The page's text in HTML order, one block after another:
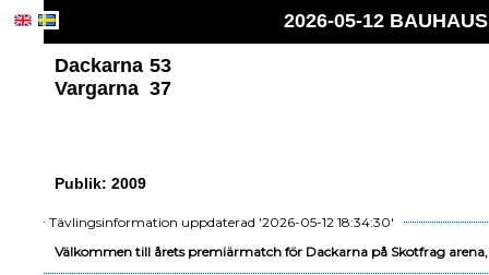
2026-05-12
Dackarna 53
Vargarna 37
Publik: 2009
Tävlingsinformation uppdaterad '2026-05-12 18:34:30'
Välkommen till årets premiärmatch för Dackarna på Skotfrag